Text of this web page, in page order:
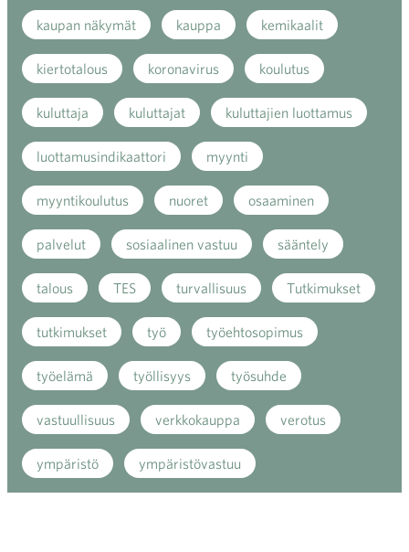
kaupan näkymät kauppa kemikaalit
kiertotalous koronavirus koulutus
kuluttaja kuluttajat kuluttajien luottamus
luottamusindikaattori myynti
myyntikoulutus nuoret osaaminen
palvelut sosiaalinen vastuu sääntely
talous TES turvallisuus Tutkimukset
tutkimukset työ työehtosopimus
työelämä työllisyys työsuhde
vastuullisuus verkkokauppa verotus
ympäristö ympäristövastuu